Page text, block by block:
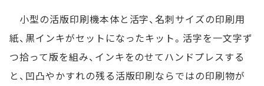
小型の活版印刷機本体と活字、名刺サイズの印刷用
紙、黒インキがセットになったキット。活字を一文字ず
つ拾って版を組み、インキをのせてハンドプレスする
と、凹凸やかすれの残る活版印刷ならではの印刷物が